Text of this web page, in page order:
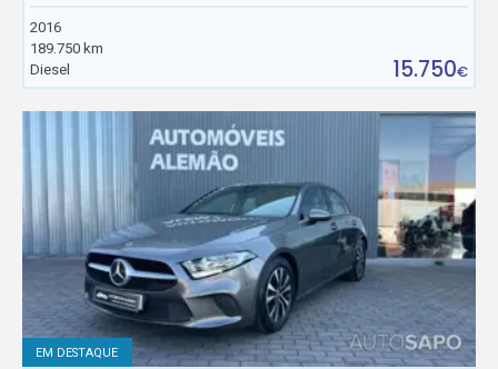
2016
189.750 km
Diesel
15.750€
EM DESTAQUE